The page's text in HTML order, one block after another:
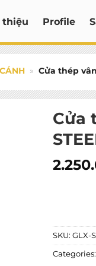
thiệu Profile
» Cửa thép vân
Cửa
SKU: GLX-
Categories: